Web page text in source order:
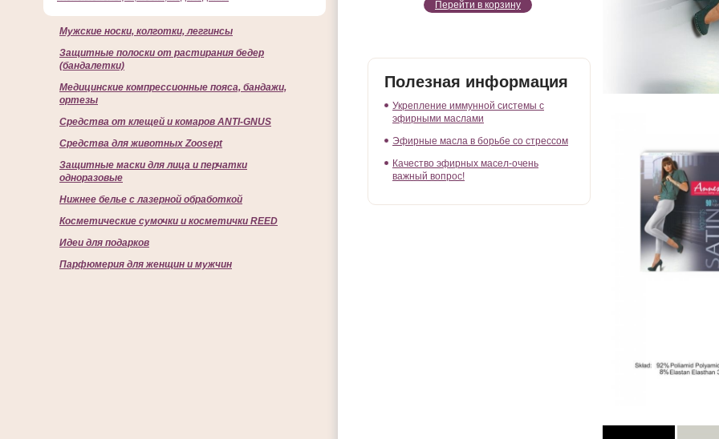
Перейти в корзину
Полезная информация
Укрепление иммунной системы с
эфирными маслами
Эфирные масла в борьбе со стрессом
Качество эфирных масел-очень
важный вопрос!
Мужские носки, колготки, леггинсы
Защитные полоски от растирания бедер
(бандалетки)
Медицинские компрессионные пояса, бандажи,
ортезы
Средства от клещей и комаров ANTI-GNUS
Средства для животных Zoosept
Защитные маски для лица и перчатки
одноразовые
Нижнее белье с лазерной обработкой
Косметические сумочки и косметички REED
Идеи для подарков
Парфюмерия для женщин и мужчин